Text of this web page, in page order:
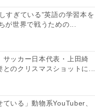
すぎている”英語の学習本を
が世界で戦うための...
サッカー日本代表・上田綺
とのクリスマスショットに...
ている」動物系YouTuber、